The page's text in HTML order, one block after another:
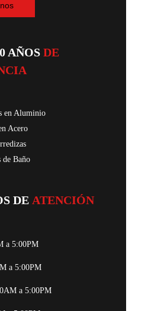
AÑOS DE
en Aluminio
Acero
de Baño
DE ATENCIÓN
a 5:00PM
a 5:00PM
a 5:00PM